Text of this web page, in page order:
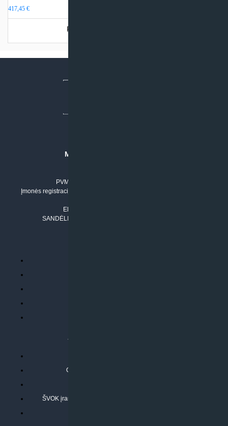
417,45 €
Produkto šiuo metu neturime.
MB “KLIMATO SPRENDIMAI”
PVM mokėtojo numeris: LT100011803210
Įmonės registracijos adresas: Draugystės g. 17-1, LT-51229 Kaunas
El. paštas:
SANDĖLIO ADRESAS: RUDMENOS G. 5-3, Kaunas
ATLIEKAMOS PASLAUGOS
Oras-vanduo šilumos siurblių montavimas
ŠVOK įrangos remontas, aptarnavimas ir techninė priežiūra